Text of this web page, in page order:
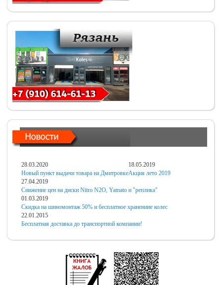
28.03.2020
Новый пункт выдачи товара на Дмитровке
18.05.2019
Акция лето 2019
27.04.2019
Снижение цен на диски Nitro N2O, Yamato и "реплика"
01.03.2019
Скидка на шиномонтаж 50% и бесплатное хранениие колес
22.01.2015
Бесплатная доставка до транспортной компании!